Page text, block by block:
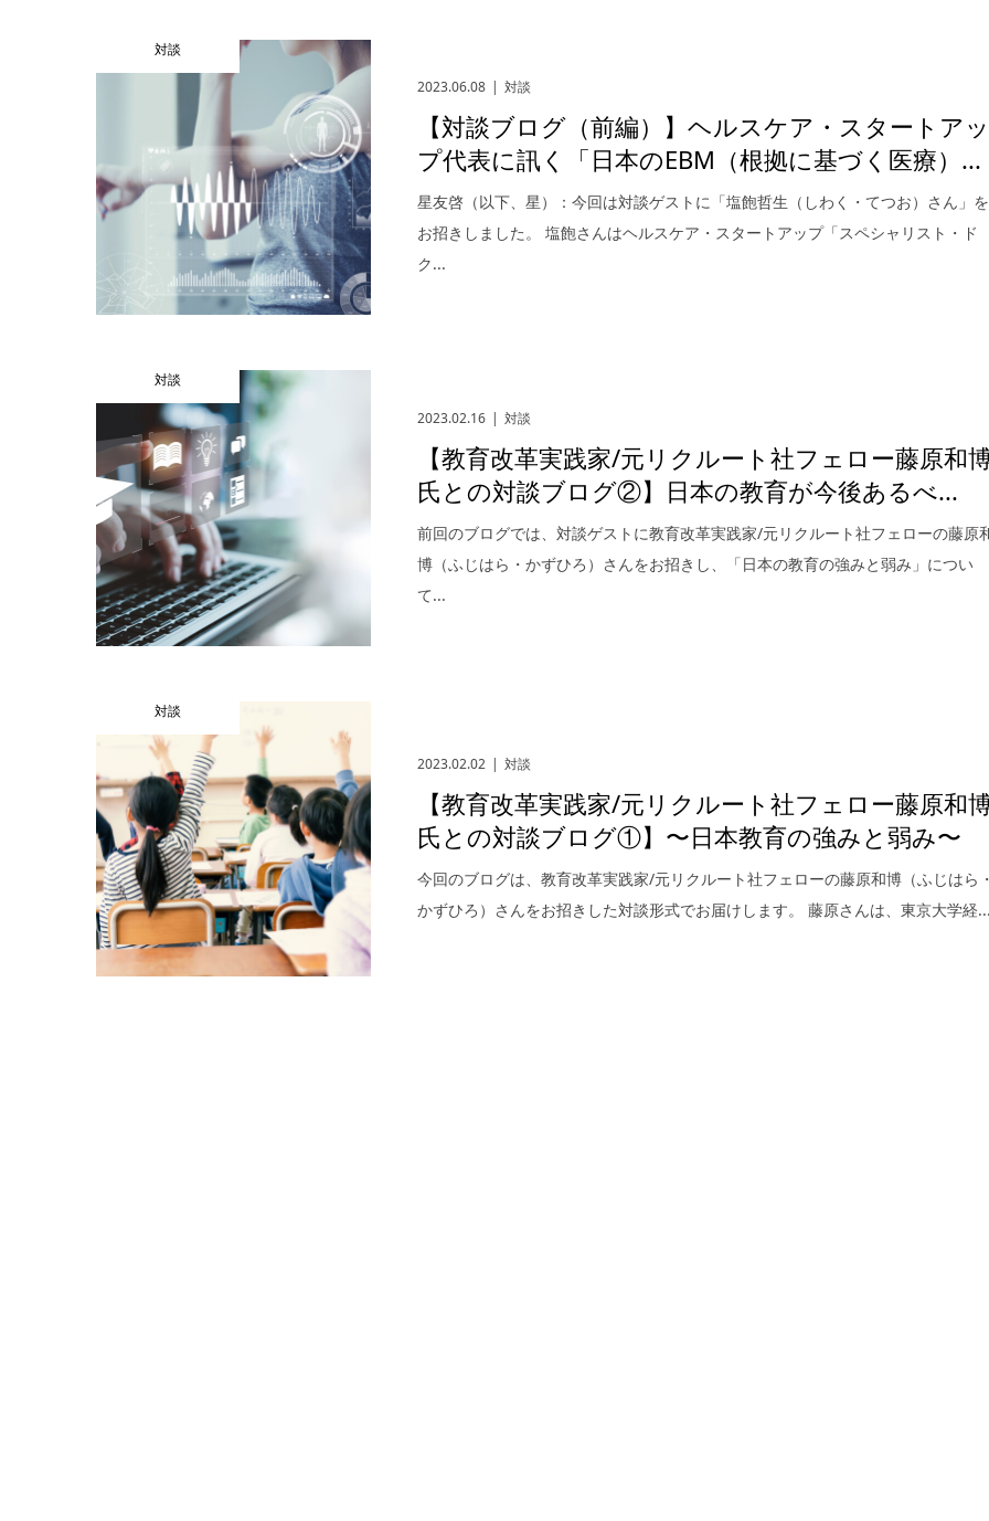
対談
2023.06.08 対談
【対談ブログ（前編）】ヘルスケア・スタートア
プ代表に訊く「日本のEBM（根拠に基づく医療）...
星友啓（以下、星）：今回は対談ゲストに「塩飽哲生（しわく・てつお）さん」を
お招きしました。 塩飽さんはヘルスケア・スタートアップ「スペシャリスト・ド
ク...
対談
2023.02.16 対談
【教育改革実践家/元リクルート社フェロー藤原和
氏との対談ブログ②】日本の教育が今後あるべ...
前回のブログでは、対談ゲストに教育改革実践家/元リクルート社フェローの藤原
博（ふじはら・かずひろ）さんをお招きし、「日本の教育の強みと弱み」につい
て...
対談
2023.02.02 対談
【教育改革実践家/元リクルート社フェロー藤原和
氏との対談ブログ①】〜日本教育の強みと弱み〜
今回のブログは、教育改革実践家/元リクルート社フェローの藤原和博（ふじはら
かずひろ）さんをお招きした対談形式でお届けします。 藤原さんは、東京大学経